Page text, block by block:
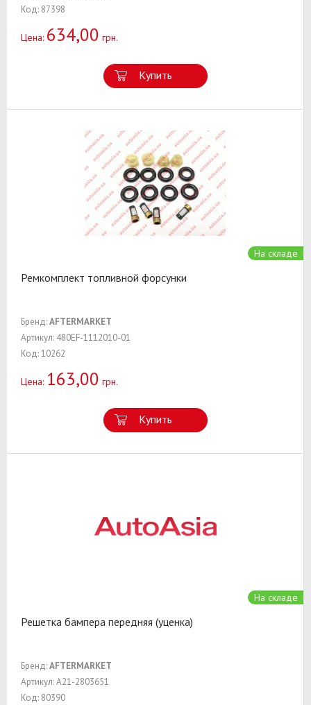
Код: 87398
Цена: 634,00 грн.
Купить
На складе
Ремкомплект топливной форсунки
Бренд:AFTERMARKET
Артикул: 480EF-1112010-01
Код: 10262
Цена: 163,00 грн.
Купить
На складе
Решетка бампера передняя (уценка)
Бренд:AFTERMARKET
Артикул: A21-2803651
Код: 80390